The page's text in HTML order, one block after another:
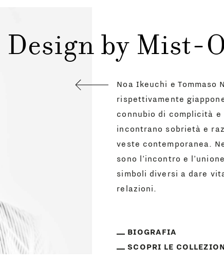
Design by Mist-
Noa Ikeuchi e Tommaso
rispettivamente
connubio di complicità
incontrano sobrietà e
veste contemporanea.
sono l’incontro e
simboli diversi a dare
relazioni.
BIOGRAFIA
SCOPRI LE